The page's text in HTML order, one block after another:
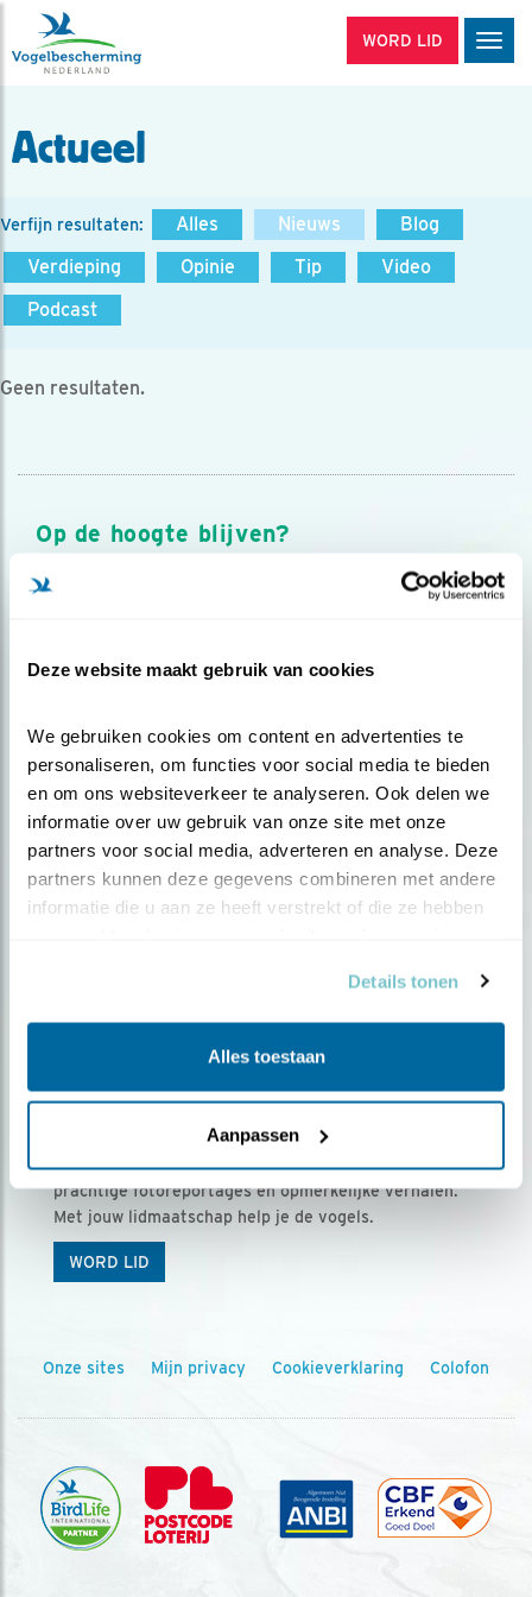
Deze website maakt gebruik van cookies
We gebruiken cookies om content en advertenties te
personaliseren, om functies voor social media te bieden
en om ons websiteverkeer te analyseren. Ook delen we
informatie over uw gebruik van onze site met onze
partners voor social media, adverteren en analyse. Deze
partners kunnen deze gegevens combineren met andere
informatie die u aan ze heeft verstrekt of die ze hebben
Details tonen
Alles toestaan
Aanpassen
WORD LID
Actueel
Verfijn resultaten: Alles Nieuws
Blog
Verdieping
Opinie Tip
Video
Podcast
Geen resultaten.
Op de hoogte blijven?
Meld je aan en ontvang nieuws, inspiratie, acties en tips
over vogels en activiteiten van Vogelbescherming.
Ontvang 5 x Vogels voor € 36,00 per jaar
Vogels is het tijdschrift voor onze leden, met
prachtige fotoreportages en opmerkelijke verhalen.
Met jouw lidmaatschap help je de vogels.
WORD LID
Onze sites Mijn privacy Cookieverklaring Colofon